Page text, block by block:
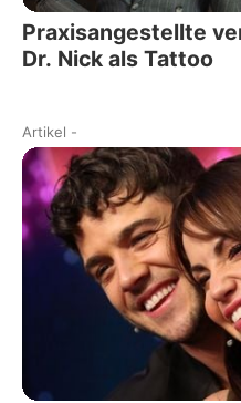
Praxisangestellte
Dr. Nick als Tattoo
Artikel -